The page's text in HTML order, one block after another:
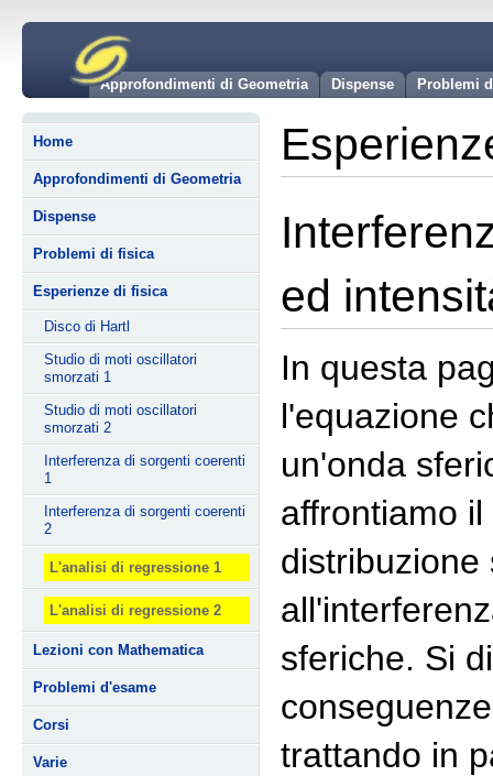
Problemi
Dispense
Approfondimenti di Geometria
Home
Approfondimenti di Geometria
Dispense
Problemi di fisica
Esperienze di fisica
Disco di Hartl
Studio di moti oscillatori
smorzati 1
Studio di moti oscillatori
smorzati 2
Interferenza di sorgenti coerenti
1
Interferenza di sorgenti coerenti
2
L'analisi di regressione 1
L'analisi di regressione 2
Lezioni con Mathematica
Problemi d'esame
Corsi
Varie
ed
In questa
l'equazione
un'onda
affrontiamo
distribuzione
sferiche. Si
trattando in